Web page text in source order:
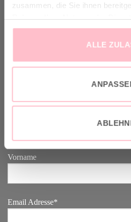
zusammen, die Sie ihnen
ALLE
VERTRAG WIDERRUFEN
Melde dich an zu unserem Good-
deinem nächsten Einkauf. YEAH!
Vorname
Email Adresse*